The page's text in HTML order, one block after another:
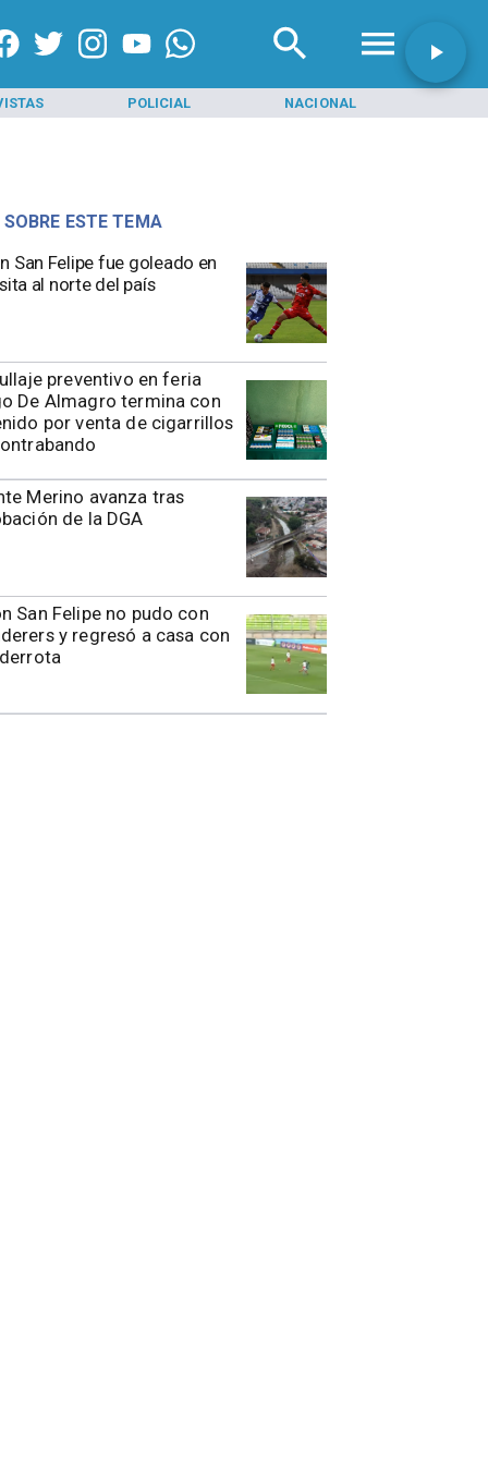
POLICIAL NACIONAL
San Felipe fue goleado en
al norte del país
preventivo en feria
De Almagro termina con
por venta de cigarrillos
Merino avanza tras
de la DGA
San Felipe no pudo con
y regresó a casa con
ESTE TEMA